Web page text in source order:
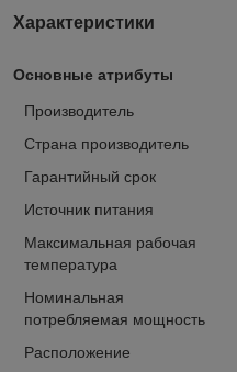
Характеристики
Основные атрибуты
Производитель
Страна производитель
Гарантийный срок
Источник питания
Максимальная рабочая
температура
Номинальная
потребляемая мощность
Расположение